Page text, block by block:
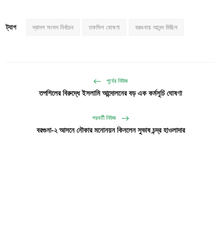
ট্যাগ দ্বাদশ সংসদ নির্বাচন তফসিল ঘোষণা বরগুনায় আনন্দ মিছিল
পূর্বের নিউজ
তপশিলের বিরুদ্ধে ইসলামি আন্দোলনের বড় এক কর্মসূচি ঘোষণা
পরবর্তী নিউজ
বরগুনা-২ আসনে নৌকার মনোনয়ন কিনলেন সুভাষ চন্দ্র হাওলাদার